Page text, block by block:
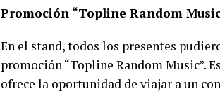
Promoción “Topline Random
En el stand, todos los presentes
promoción “Topline Random Music”.
ofrece la oportunidad de viajar a un